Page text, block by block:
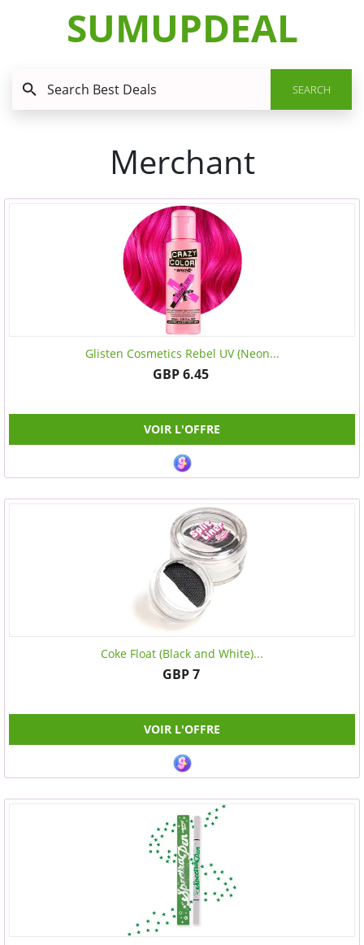
SUMUPDEAL
SEARCH
Merchant
Glisten Cosmetics Rebel UV (Neon...
GBP 6.45
VOIR L'OFFRE
Coke Float (Black and White)...
GBP 7
VOIR L'OFFRE